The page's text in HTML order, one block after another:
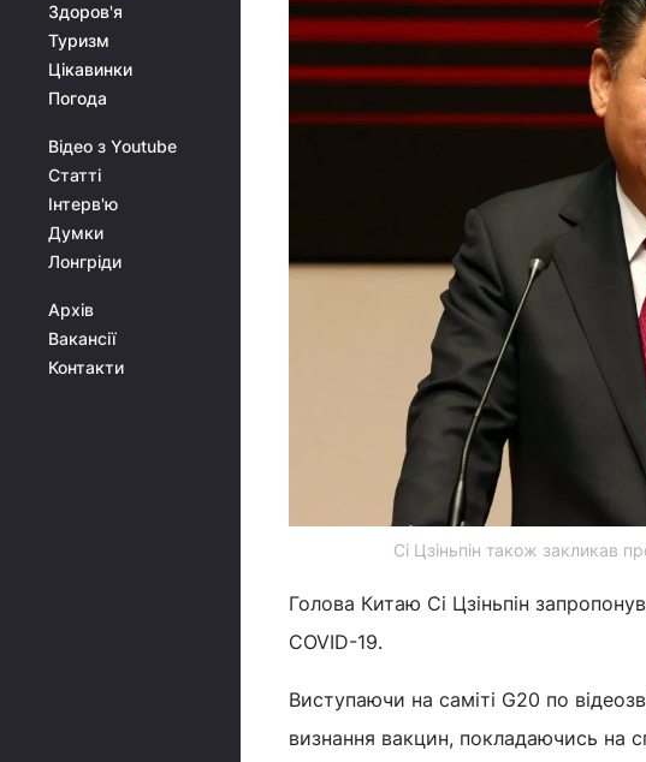
Здоров'я
Туризм
Цікавинки
Погода
Відео з Youtube
Статті
Інтерв'ю
Думки
Лонгріди
Архів
Вакансії
Контакти
Сі Цзіньпін також закликав
Голова Китаю Сі Цзіньпін
COVID-19.
Виступаючи на саміті G20 по
визнання вакцин, покладаючись на